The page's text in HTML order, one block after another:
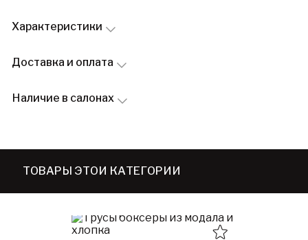
Характеристики
Доставка и оплата
Наличие в салонах
ТОВАРЫ ЭТОЙ КАТЕГОРИИ